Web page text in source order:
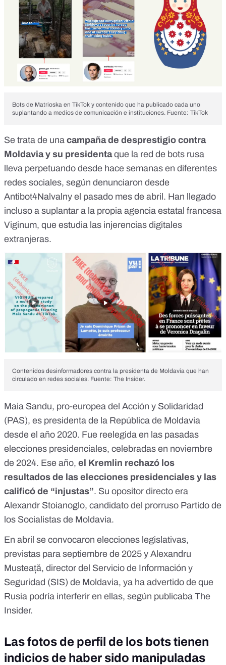
Bots de Matrioska en TikTok y contenido que ha publicado cada uno
suplantando a medios de comunicación e instituciones. Fuente: TikTok
Se trata de una campaña de desprestigio contra
Moldavia y su presidentaque la red de bots rusa
lleva perpetuando desde hace semanas en diferentes
redes sociales, según denunciaron desde
Antibot4Nalvalny el pasado mes de abril. Han llegado
incluso a suplantar a la propia agencia estatal francesa
Viginum, que estudia las injerencias digitales
extranjeras.
Contenidos desinformadores contra la presidenta de Moldavia que han
circulado en redes sociales. Fuente: The Insider.
Maia Sandu, pro-europea del Acción y Solidaridad
(PAS), es presidenta de la República de Moldavia
desde el año 2020. Fue reelegida en las pasadas
elecciones presidenciales, celebradas en noviembre
de 2024. Ese año, el Kremlin rechazó los
resultados de las elecciones presidenciales y las
calificó de “injustas”. Su opositor directo era
Alexandr Stoianoglo, candidato del prorruso Partido de
los Socialistas de Moldavia.
En abril se convocaron elecciones legislativas,
previstas para septiembre de 2025 y Alexandru
Musteață, director del Servicio de Información y
Seguridad (SIS) de Moldavia, ya ha advertido de que
Rusia podría interferir en ellas, según publicaba The
Insider.
Las fotos de perfil de los bots tienen
indicios de haber sido manipuladas